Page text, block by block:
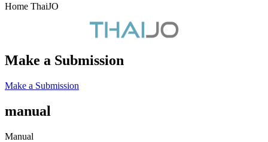
Home ThaiJO
Make a Submission
Make a Submission
manual
Manual